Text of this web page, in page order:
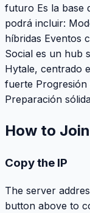
futuro Es la base
podrá incluir:
híbridas Eventos
Social es un hub
Hytale, centrado
fuerte Progresión
Preparación
How to
Copy the IP
The server
button above to